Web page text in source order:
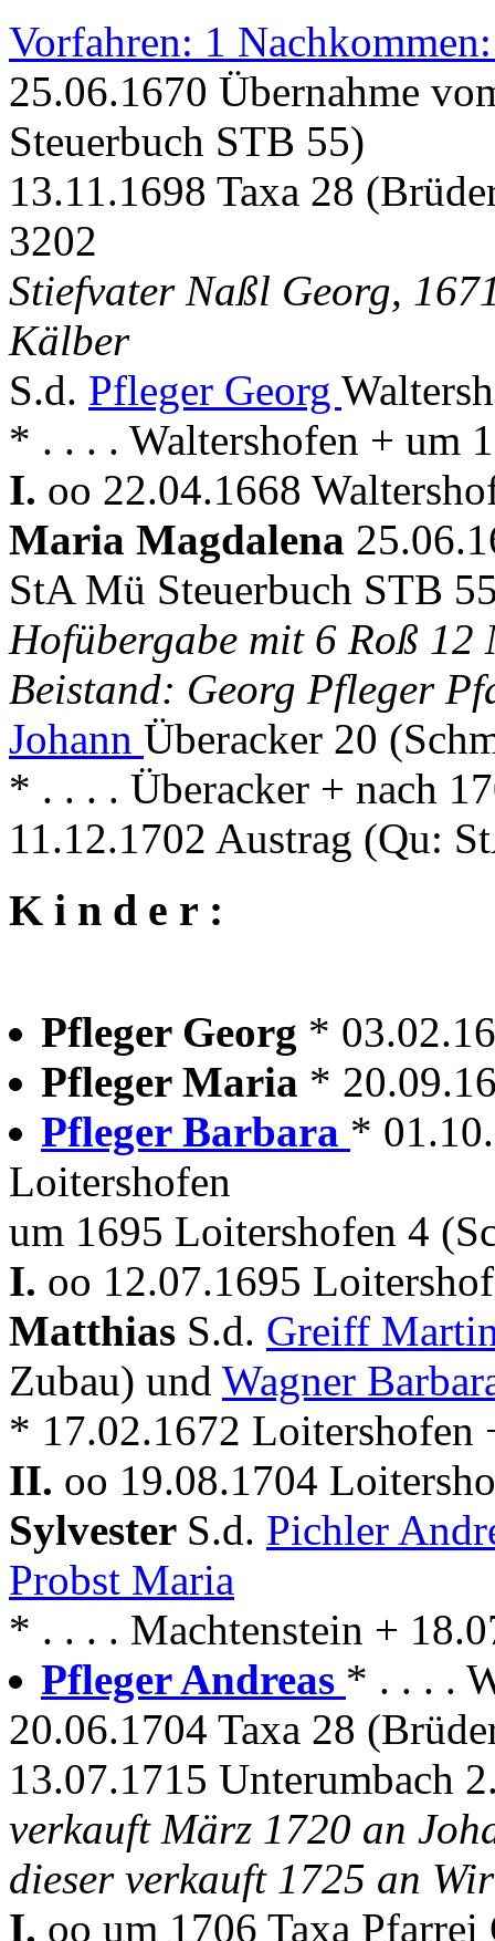
Vorfahren: 1
25.06.1670 Übernahme
Steuerbuch STB 55)
13.11.1698 Taxa 28
3202
Stiefvater Naßl Georg,
Kälber
S.d. Pfleger Georg
* . . . . Waltershofen + um
I. oo 22.04.1668
Maria Magdalena
StA Mü Steuerbuch STB
Hofübergabe mit 6 Roß 12
Beistand: Georg Pfleger
Johann Überacker 20
* . . . . Überacker + nach
11.12.1702 Austrag (Qu:
K i n d e r :
Pfleger Georg *
Pfleger Maria *
Pfleger Barbara *
Loitershofen
um 1695 Loitershofen 4
I. oo 12.07.1695
Matthias S.d. Greiff
Zubau) und Wagner
* 17.02.1672 Loitershofen
II. oo 19.08.1704
Sylvester S.d. Pichler
Probst Maria
* . . . . Machtenstein +
Pfleger Andreas * . . . .
20.06.1704 Taxa 28
13.07.1715 Unterumbach
verkauft März 1720 an
dieser verkauft 1725 an
I. oo um 1706 Taxa